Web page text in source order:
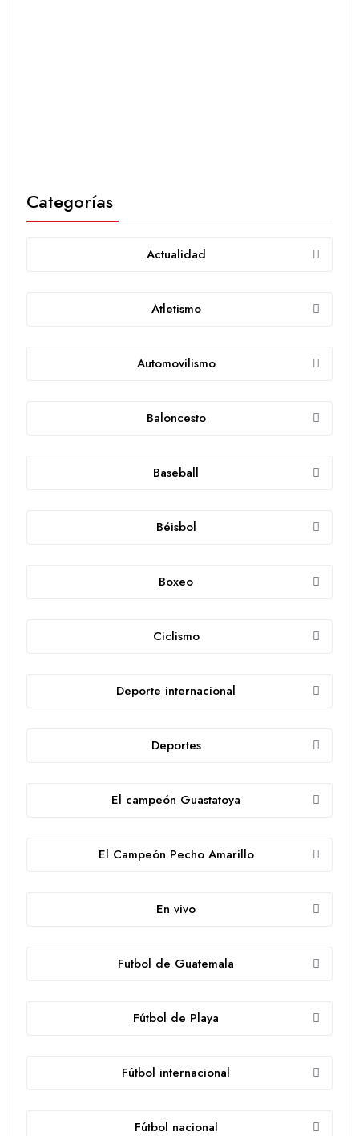
Categorías
Actualidad
Atletismo
Automovilismo
Baloncesto
Baseball
Béisbol
Boxeo
Ciclismo
Deporte internacional
Deportes
El campeón Guastatoya
El Campeón Pecho Amarillo
En vivo
Futbol de Guatemala
Fútbol de Playa
Fútbol internacional
Fútbol nacional